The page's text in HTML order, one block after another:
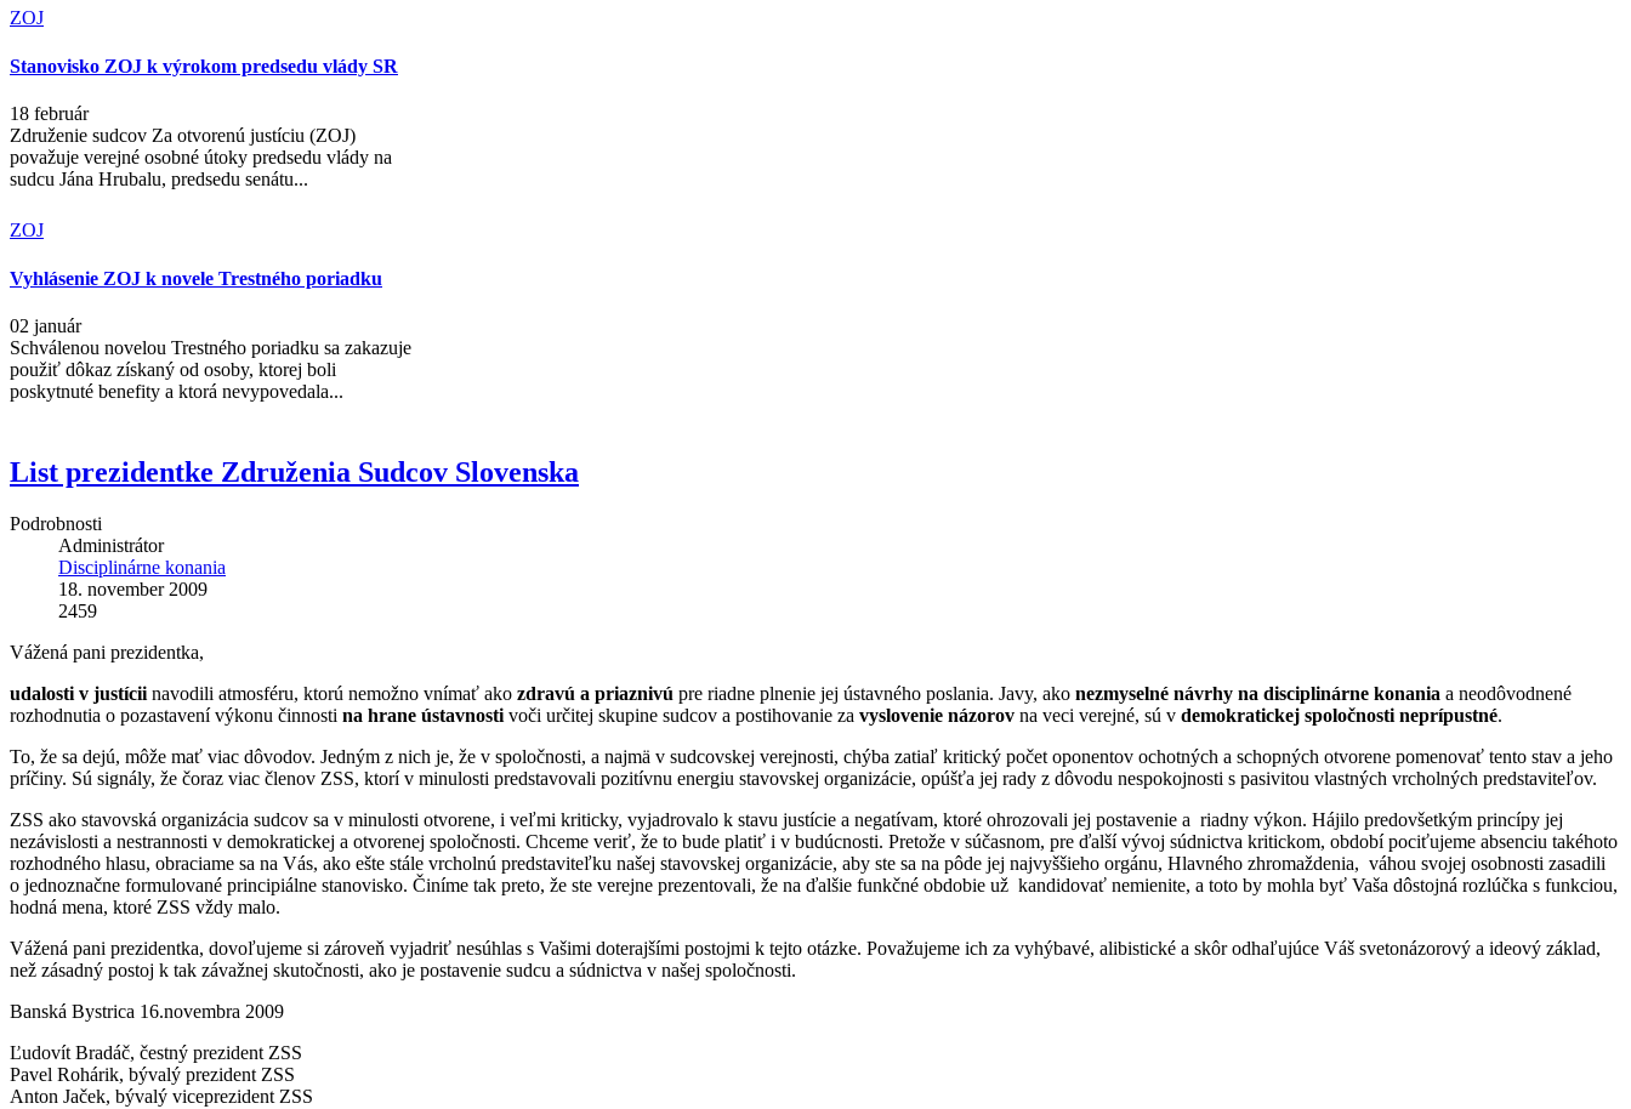
ZOJ
Stanovisko ZOJ k výrokom predsedu vlády SR
18 február
Združenie sudcov Za otvorenú justíciu (ZOJ)
považuje verejné osobné útoky predsedu vlády na
sudcu Jána Hrubalu, predsedu senátu...
ZOJ
Vyhlásenie ZOJ k novele Trestného poriadku
02 január
Schválenou novelou Trestného poriadku sa zakazuje
použiť dôkaz získaný od osoby, ktorej boli
poskytnuté benefity a ktorá nevypovedala...
List prezidentke Združenia Sudcov Slovenska
Podrobnosti
Administrátor
Disciplinárne konania
18. november 2009
2459
Vážená pani prezidentka,
udalosti v justícii navodili atmosféru, ktorú nemožno vnímať ako zdravú a priaznivú pre riadne plnenie jej ústavného poslania. Javy, ako nezmyselné návrhy na disciplinárne konania a neodôvodnené
rozhodnutia o pozastavení výkonu činnosti na hrane ústavnosti voči určitej skupine sudcov a postihovanie za vyslovenie názorov na veci verejné, sú v demokratickej spoločnosti neprípustné.
To, že sa dejú, môže mať viac dôvodov. Jedným z nich je, že v spoločnosti, a najmä v sudcovskej verejnosti, chýba zatiaľ kritický počet oponentov ochotných a schopných otvorene pomenovať tento stav a jeho
príčiny. Sú signály, že čoraz viac členov ZSS, ktorí v minulosti predstavovali pozitívnu energiu stavovskej organizácie, opúšťa jej rady z dôvodu nespokojnosti s pasivitou vlastných vrcholných predstaviteľov.
ZSS ako stavovská organizácia sudcov sa v minulosti otvorene, i veľmi kriticky, vyjadrovalo k stavu justície a negatívam, ktoré ohrozovali jej postavenie a riadny výkon. Hájilo predovšetkým princípy jej
nezávislosti a nestrannosti v demokratickej a otvorenej spoločnosti. Chceme veriť, že to bude platiť i v budúcnosti. Pretože v súčasnom, pre ďalší vývoj súdnictva kritickom, období pociťujeme absenciu takéhoto
rozhodného hlasu, obraciame sa na Vás, ako ešte stále vrcholnú predstaviteľku našej stavovskej organizácie, aby ste sa na pôde jej najvyššieho orgánu, Hlavného zhromaždenia, váhou svojej osobnosti zasadili
o jednoznačne formulované principiálne stanovisko. Činíme tak preto, že ste verejne prezentovali, že na ďalšie funkčné obdobie už kandidovať nemienite, a toto by mohla byť Vaša dôstojná rozlúčka s funkciou,
hodná mena, ktoré ZSS vždy malo.
Vážená pani prezidentka, dovoľujeme si zároveň vyjadriť nesúhlas s Vašimi doterajšími postojmi k tejto otázke. Považujeme ich za vyhýbavé, alibistické a skôr odhaľujúce Váš svetonázorový a ideový základ,
než zásadný postoj k tak závažnej skutočnosti, ako je postavenie sudcu a súdnictva v našej spoločnosti.
Banská Bystrica 16.novembra 2009
Ľudovít Bradáč, čestný prezident ZSS
Pavel Rohárik, bývalý prezident ZSS
Anton Jaček, bývalý viceprezident ZSS